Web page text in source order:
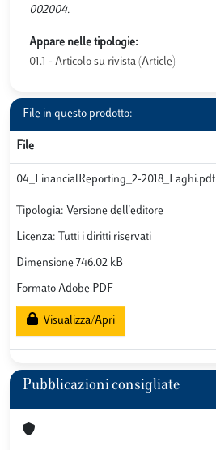
002004.
Appare nelle tipologie:
01.1 - Articolo su rivista (Article)
File in questo prodotto:
File
04_FinancialReporting_2-2018_Laghi.pdf
Tipologia: Versione dell'editore
Licenza: Tutti i diritti riservati
Dimensione 746.02 kB
Formato Adobe PDF
Visualizza/Apri
Pubblicazioni consigliate